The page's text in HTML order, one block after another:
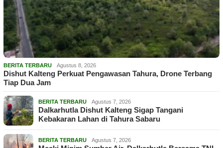
BERITA TERBARU Agustus 8, 2026
Dishut Kalteng Perkuat Pengawasan Tahura, Drone Terbang
Tiap Dua Jam
BERITA TERBARU Agustus 7, 2026
Dalkarhutla Dishut Kalteng Sigap Tangani
Kebakaran Lahan di Tahura Sabaru
BERITA TERBARU Agustus 7, 2026